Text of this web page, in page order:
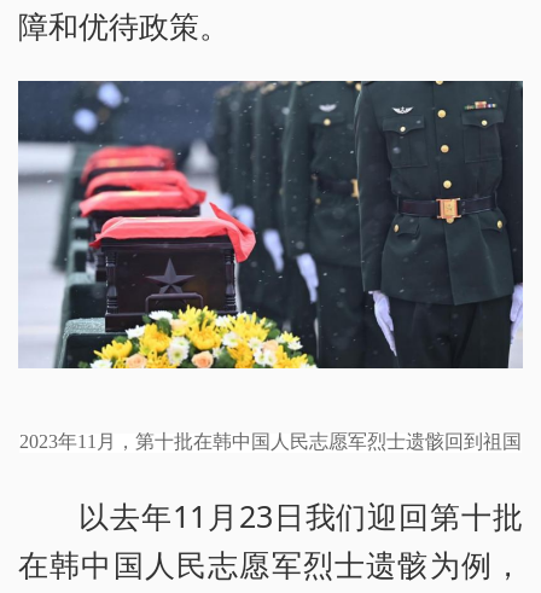
障和优待政策。
2023年11月，第十批在韩中国人民志愿军烈士遗骸回到祖国
以去年11月23日我们迎回第十批
在韩中国人民志愿军烈士遗骸为例，